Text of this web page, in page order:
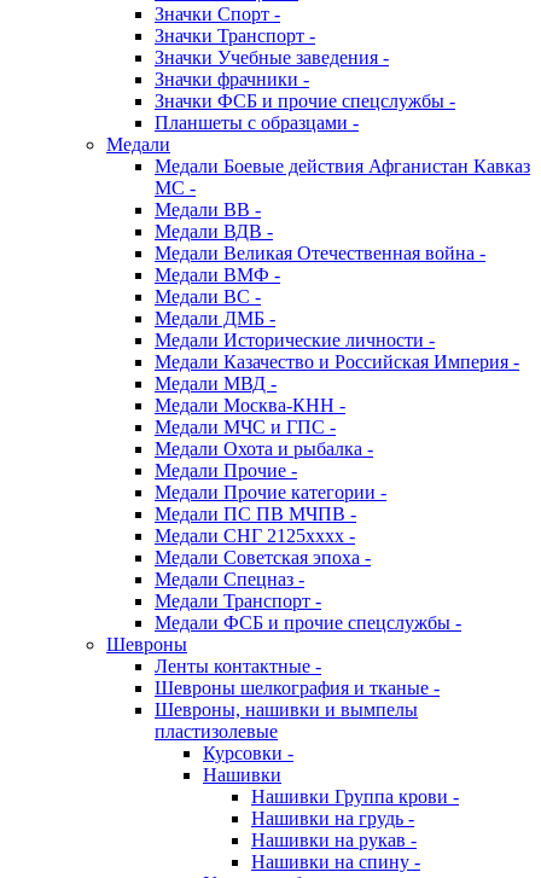
Значки Спорт -
Значки Транспорт -
Значки Учебные заведения -
Значки фрачники -
Значки ФСБ и прочие спецслужбы -
Планшеты с образцами -
Медали
Медали Боевые действия Афганистан Кавказ
МС -
Медали ВВ -
Медали ВДВ -
Медали Великая Отечественная война -
Медали ВМФ -
Медали ВС -
Медали ДМБ -
Медали Исторические личности -
Медали Казачество и Российская Империя -
Медали МВД -
Медали Москва-КНН -
Медали МЧС и ГПС -
Медали Охота и рыбалка -
Медали Прочие -
Медали Прочие категории -
Медали ПС ПВ МЧПВ -
Медали СНГ 2125хххх -
Медали Советская эпоха -
Медали Спецназ -
Медали Транспорт -
Медали ФСБ и прочие спецслужбы -
Шевроны
Ленты контактные -
Шевроны шелкография и тканые -
Шевроны, нашивки и вымпелы
пластизолевые
Курсовки -
Нашивки
Нашивки Группа крови -
Нашивки на грудь -
Нашивки на рукав -
Нашивки на спину -